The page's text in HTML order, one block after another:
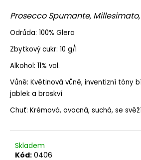
Prosecco Spumante, Millesimato,
Odrůda: 100% Glera
Zbytkový cukr: 10 g/l
Alkohol: 11% vol.
Vůně: Květinová vůně, inventizní tóny
jablek a broskví
Chuť: Krémová, ovocná, suchá, se
Skladem
Kód: 0406
a
j
í
t
?
HLEDAT